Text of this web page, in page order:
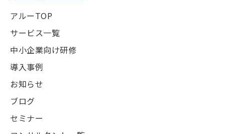
アルーTOP
サービス一覧
中小企業向け研修
導入事例
お知らせ
ブログ
セミナー